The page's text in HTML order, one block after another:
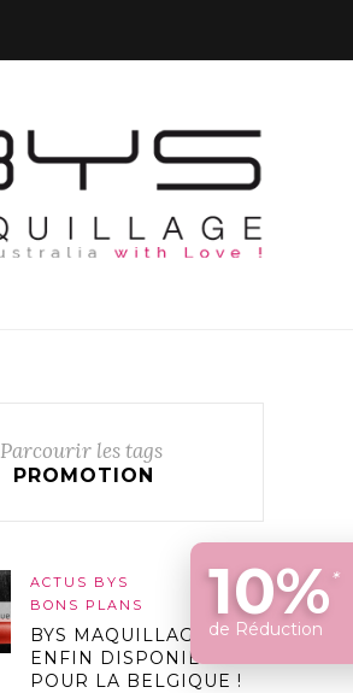
Parcourir les tags
PROMOTION
ACTUS BYS
BONS PLANS
BYS MAQUILLAGE
ENFIN DISPONIBLE
POUR LA BELGIQUE !
10%*
de Réduction